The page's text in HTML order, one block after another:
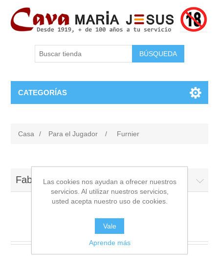
CATEGORÍAS
Casa / Para el Jugador / Furnier
Fabricantes
Furnier
Las cookies nos ayudan a ofrecer nuestros
servicios. Al utilizar nuestros servicios,
usted acepta nuestro uso de cookies.
Vale
Aprende más